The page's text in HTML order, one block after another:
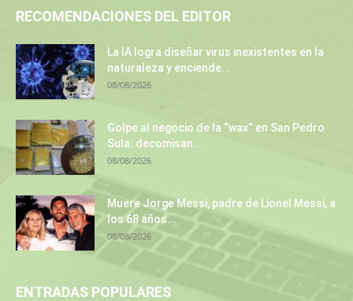
RECOMENDACIONES DEL EDITOR
La IA logra diseñar virus inexistentes en la
naturaleza y enciende...
08/08/2026
Golpe al negocio de la “wax” en San Pedro
Sula: decomisan...
08/08/2026
Muere Jorge Messi, padre de Lionel Messi, a
los 68 años...
08/08/2026
ENTRADAS POPULARES